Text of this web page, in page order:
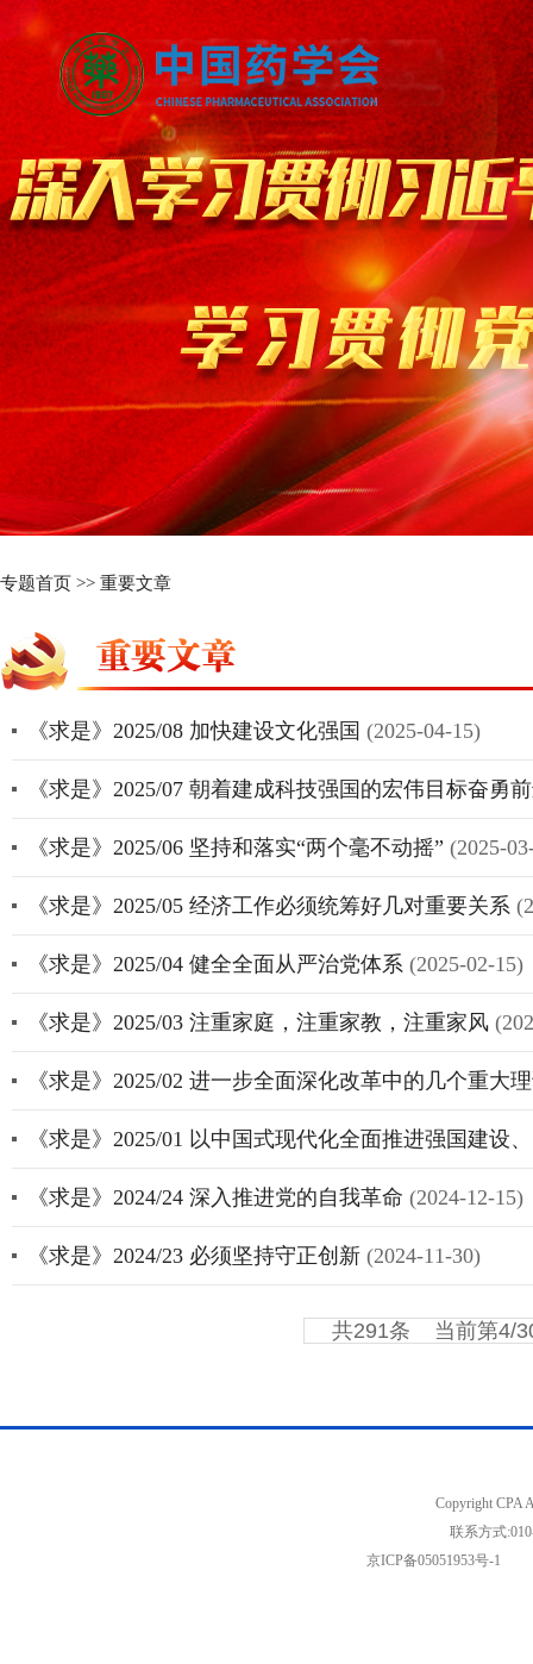
专题首页 >> 重要文章
《求是》2025/08 加快建设文化强国 (2025-04-15)
《求是》2025/07 朝着建成科技强国的宏伟目标奋勇
《求是》2025/06 坚持和落实“两个毫不动摇” (2025-
《求是》2025/05 经济工作必须统筹好几对重要关系
《求是》2025/04 健全全面从严治党体系 (2025-02-15)
《求是》2025/03 注重家庭，注重家教，注重家风
《求是》2025/02 进一步全面深化改革中的几个重大
《求是》2025/01 以中国式现代化全面推进强国建设
《求是》2024/24 深入推进党的自我革命 (2024-12-15)
《求是》2024/23 必须坚持守正创新 (2024-11-30)
共291条 当前第4/
Copyright CPA
联系方式
京ICP备05051953号-1